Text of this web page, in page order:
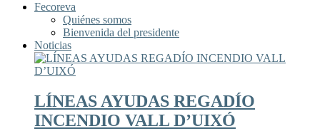
Fecoreva
Quiénes somos
Bienvenida del presidente
Noticias
LÍNEAS AYUDAS REGADÍO
INCENDIO VALL D’UIXÓ